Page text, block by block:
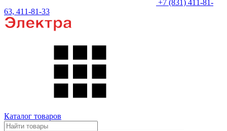
+7 (831) 411-81-
63, 411-81-33
Каталог товаров